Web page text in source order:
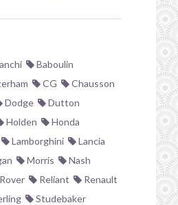
Baboulin
CG
Chausson
Dodge
Dutton
Holden
Honda
Lamborghini
Lancia
Morris
Nash
Reliant
Renault
Studebaker